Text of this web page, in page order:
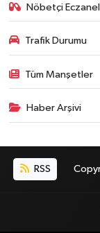
Nöbetçi
Trafik Durumu
Tüm Manşetler
Haber Arşivi
RSS